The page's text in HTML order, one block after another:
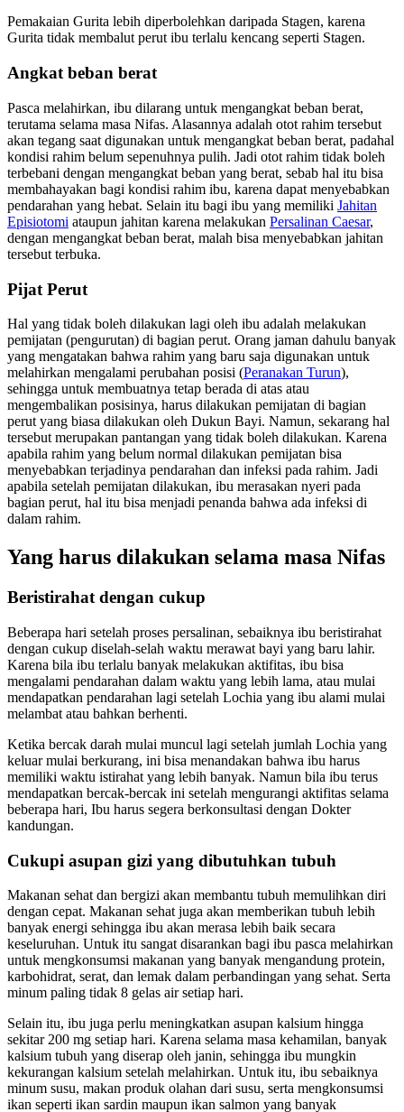
Pemakaian Gurita lebih diperbolehkan daripada Stagen, karena
Gurita tidak membalut perut ibu terlalu kencang seperti Stagen.
Angkat beban berat
Pasca melahirkan, ibu dilarang untuk mengangkat beban berat,
terutama selama masa Nifas. Alasannya adalah otot rahim tersebut
akan tegang saat digunakan untuk mengangkat beban berat, padahal
kondisi rahim belum sepenuhnya pulih. Jadi otot rahim tidak boleh
terbebani dengan mengangkat beban yang berat, sebab hal itu bisa
membahayakan bagi kondisi rahim ibu, karena dapat menyebabkan
pendarahan yang hebat. Selain itu bagi ibu yang memiliki Jahitan
Episiotomi ataupun jahitan karena melakukan Persalinan Caesar,
dengan mengangkat beban berat, malah bisa menyebabkan jahitan
tersebut terbuka.
Pijat Perut
Hal yang tidak boleh dilakukan lagi oleh ibu adalah melakukan
pemijatan (pengurutan) di bagian perut. Orang jaman dahulu banyak
yang mengatakan bahwa rahim yang baru saja digunakan untuk
melahirkan mengalami perubahan posisi (Peranakan Turun),
sehingga untuk membuatnya tetap berada di atas atau
mengembalikan posisinya, harus dilakukan pemijatan di bagian
perut yang biasa dilakukan oleh Dukun Bayi. Namun, sekarang hal
tersebut merupakan pantangan yang tidak boleh dilakukan. Karena
apabila rahim yang belum normal dilakukan pemijatan bisa
menyebabkan terjadinya pendarahan dan infeksi pada rahim. Jadi
apabila setelah pemijatan dilakukan, ibu merasakan nyeri pada
bagian perut, hal itu bisa menjadi penanda bahwa ada infeksi di
dalam rahim.
Yang harus dilakukan selama masa Nifas
Beristirahat dengan cukup
Beberapa hari setelah proses persalinan, sebaiknya ibu beristirahat
dengan cukup diselah-selah waktu merawat bayi yang baru lahir.
Karena bila ibu terlalu banyak melakukan aktifitas, ibu bisa
mengalami pendarahan dalam waktu yang lebih lama, atau mulai
mendapatkan pendarahan lagi setelah Lochia yang ibu alami mulai
melambat atau bahkan berhenti.
Ketika bercak darah mulai muncul lagi setelah jumlah Lochia yang
keluar mulai berkurang, ini bisa menandakan bahwa ibu harus
memiliki waktu istirahat yang lebih banyak. Namun bila ibu terus
mendapatkan bercak-bercak ini setelah mengurangi aktifitas selama
beberapa hari, Ibu harus segera berkonsultasi dengan Dokter
kandungan.
Cukupi asupan gizi yang dibutuhkan tubuh
Makanan sehat dan bergizi akan membantu tubuh memulihkan diri
dengan cepat. Makanan sehat juga akan memberikan tubuh lebih
banyak energi sehingga ibu akan merasa lebih baik secara
keseluruhan. Untuk itu sangat disarankan bagi ibu pasca melahirkan
untuk mengkonsumsi makanan yang banyak mengandung protein,
karbohidrat, serat, dan lemak dalam perbandingan yang sehat. Serta
minum paling tidak 8 gelas air setiap hari.
Selain itu, ibu juga perlu meningkatkan asupan kalsium hingga
sekitar 200 mg setiap hari. Karena selama masa kehamilan, banyak
kalsium tubuh yang diserap oleh janin, sehingga ibu mungkin
kekurangan kalsium setelah melahirkan. Untuk itu, ibu sebaiknya
minum susu, makan produk olahan dari susu, serta mengkonsumsi
ikan seperti ikan sardin maupun ikan salmon yang banyak